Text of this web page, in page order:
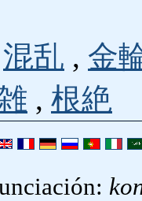
混乱 , 金
, 根絶